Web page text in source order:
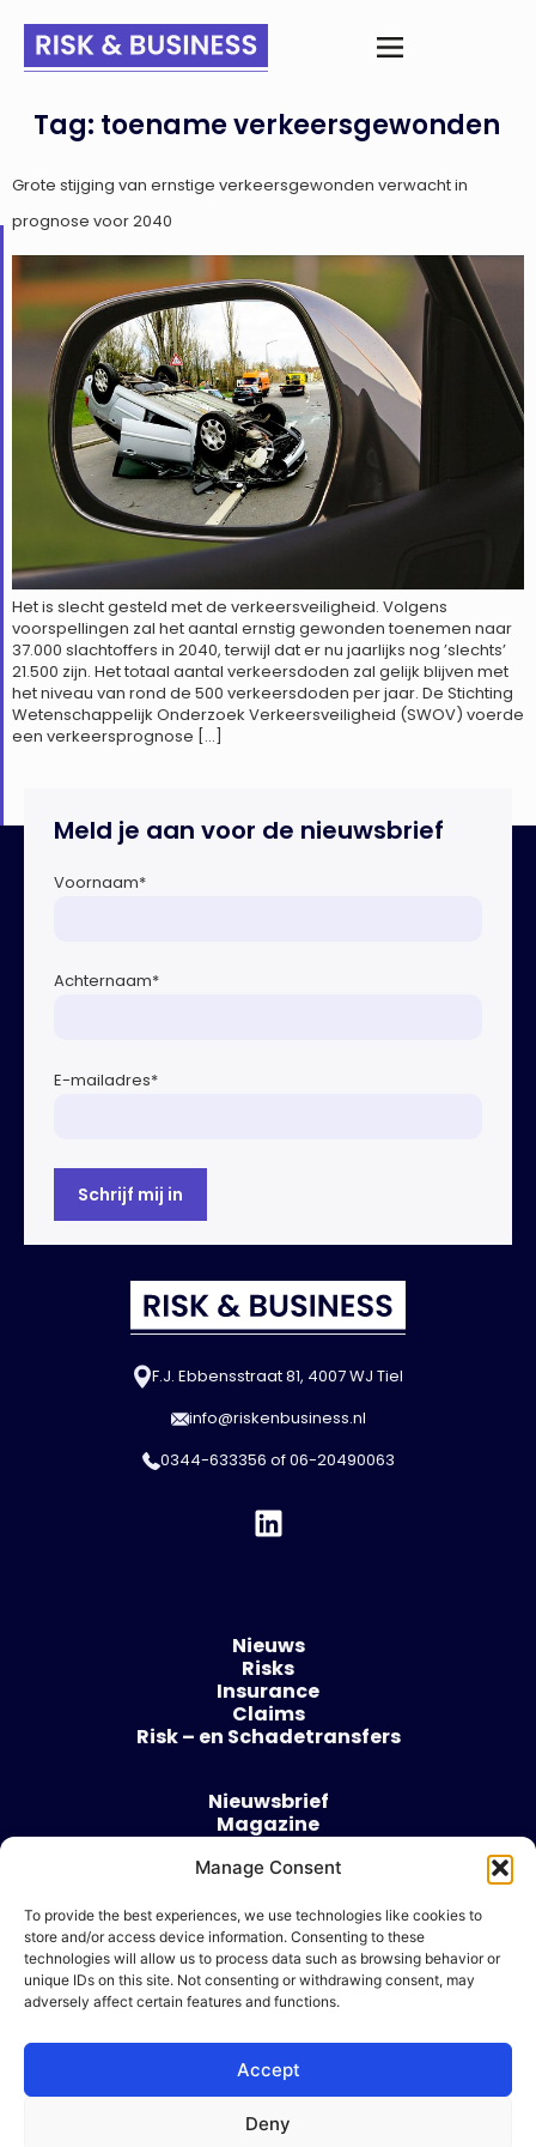
Manage Consent
To provide the best experiences, we use technologies like cookies to
store and/or access device information. Consenting to these
technologies will allow us to process data such as browsing behavior or
unique IDs on this site. Not consenting or withdrawing consent, may
adversely affect certain features and functions.
Accept
Deny
Tag: toename verkeersgewonden
Grote stijging van ernstige verkeersgewonden verwacht in
prognose voor 2040
Het is slecht gesteld met de verkeersveiligheid. Volgens
voorspellingen zal het aantal ernstig gewonden toenemen naar
37.000 slachtoffers in 2040, terwijl dat er nu jaarlijks nog ’slechts’
21.500 zijn. Het totaal aantal verkeersdoden zal gelijk blijven met
het niveau van rond de 500 verkeersdoden per jaar. De Stichting
Wetenschappelijk Onderzoek Verkeersveiligheid (SWOV) voerde
een verkeersprognose […]
Meld je aan voor de nieuwsbrief
Voornaam*
Achternaam*
E-mailadres*
F.J. Ebbensstraat 81, 4007 WJ Tiel
info@riskenbusiness.nl
0344-633356 of06-20490063
Nieuws
Risks
Insurance
Claims
Risk – en Schadetransfers
Nieuwsbrief
Magazine
Over
Algemene voorwaarden
Cookie beleid
Ik wil adverteren